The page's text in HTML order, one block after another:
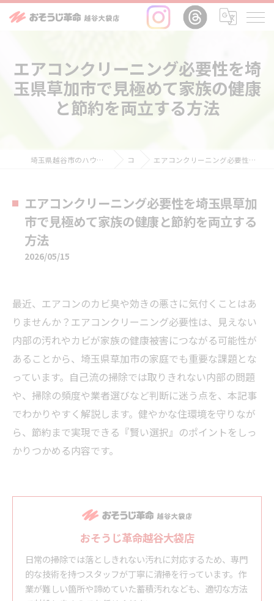
エアコンクリーニング必要性を埼
玉県草加市で見極めて家族の健康
と節約を両立する方法
埼玉県越谷市のハウスクリーニングならおそうじ革命越谷大袋店 コラム エアコンクリーニング必要性を埼玉県草加市で見極めて家族の健康と節約を両立する方法
エアコンクリーニング必要性を埼玉県草加
市で見極めて家族の健康と節約を両立する
方法
2026/05/15
最近、エアコンのカビ臭や効きの悪さに気付くことはあ
りませんか？エアコンクリーニング必要性は、見えない
内部の汚れやカビが家族の健康被害につながる可能性が
あることから、埼玉県草加市の家庭でも重要な課題とな
っています。自己流の掃除では取りきれない内部の問題
や、掃除の頻度や業者選びなど判断に迷う点を、本記事
でわかりやすく解説します。健やかな住環境を守りなが
ら、節約まで実現できる『賢い選択』のポイントをしっ
かりつかめる内容です。
おそうじ革命越谷大袋店
日常の掃除では落としきれない汚れに対応するため、専門
的な技術を持つスタッフが丁寧に清掃を行っています。作
業が難しい箇所や諦めていた蓄積汚れなども、適切な方法